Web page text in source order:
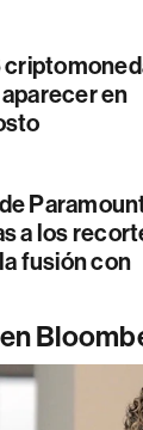
en
a los
fusión con